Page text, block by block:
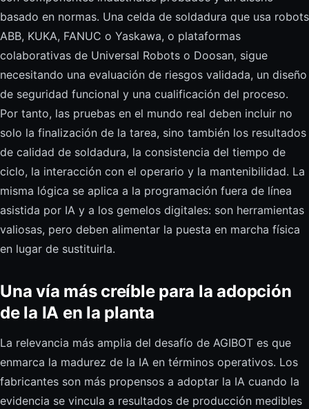
basado en normas. Una celda de soldadura que usa robots
ABB, KUKA, FANUC o Yaskawa, o plataformas
colaborativas de Universal Robots o Doosan, sigue
necesitando una evaluación de riesgos validada, un diseño
de seguridad funcional y una cualificación del proceso.
Por tanto, las pruebas en el mundo real deben incluir no
solo la finalización de la tarea, sino también los resultados
de calidad de soldadura, la consistencia del tiempo de
ciclo, la interacción con el operario y la mantenibilidad. La
misma lógica se aplica a la programación fuera de línea
asistida por IA y a los gemelos digitales: son herramientas
valiosas, pero deben alimentar la puesta en marcha física
en lugar de sustituirla.
Una vía más creíble para la adopción
de la IA en la planta
La relevancia más amplia del desafío de AGIBOT es que
enmarca la madurez de la IA en términos operativos. Los
fabricantes son más propensos a adoptar la IA cuando la
evidencia se vincula a resultados de producción medibles